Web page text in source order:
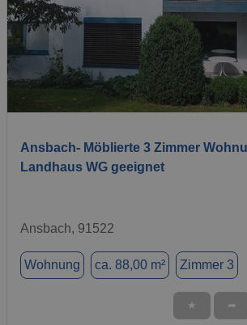
Ansbach- Möblierte 3 Zimmer
Landhaus WG geeignet
Ansbach, 91522
Wohnung ca. 88,00 m² Zimmer 3
★ ➦